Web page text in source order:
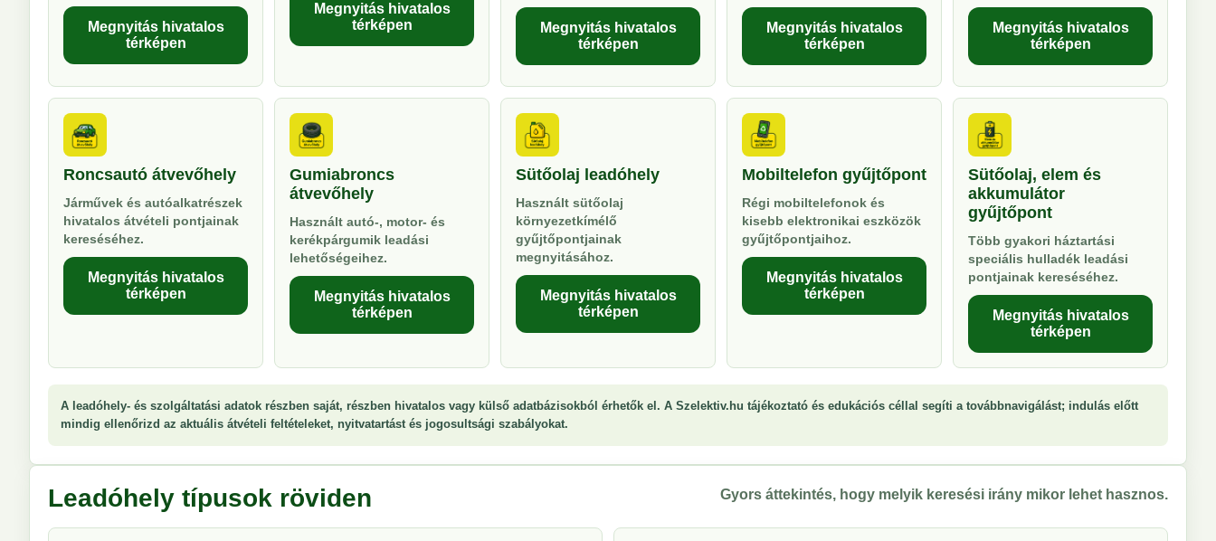
Megnyitás hivatalos
térképen
Megnyitás hivatalos
térképen
Megnyitás hivatalos
térképen
Megnyitás hivatalos
térképen
Megnyitás hivatalos
térképen
Roncsautó átvevőhely
Járművek és autóalkatrészek
hivatalos átvételi pontjainak
kereséséhez.
Megnyitás hivatalos
térképen
Gumiabroncs
átvevőhely
Használt autó-, motor- és
kerékpárgumik leadási
lehetőségeihez.
Megnyitás hivatalos
térképen
Sütőolaj leadóhely
Használt sütőolaj
környezetkímélő
gyűjtőpontjainak
megnyitásához.
Megnyitás hivatalos
térképen
Mobiltelefon gyűjtőpont
Régi mobiltelefonok és
kisebb elektronikai eszközök
gyűjtőpontjaihoz.
Megnyitás hivatalos
térképen
Sütőolaj, elem és
akkumulátor
gyűjtőpont
Több gyakori háztartási
speciális hulladék leadási
pontjainak kereséséhez.
Megnyitás hivatalos
térképen
A leadóhely- és szolgáltatási adatok részben saját, részben hivatalos vagy külső adatbázisokból érhetők el. A Szelektiv.hu tájékoztató és edukációs céllal segíti a továbbnavigálást; indulás előtt
mindig ellenőrizd az aktuális átvételi feltételeket, nyitvatartást és jogosultsági szabályokat.
Leadóhely típusok röviden Gyors áttekintés, hogy melyik keresési irány mikor lehet hasznos.